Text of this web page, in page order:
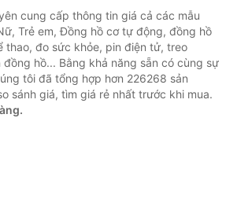
cung cấp thông tin giá cả các mẫu
Trẻ em, Đồng hồ cơ tự động, đồng hồ
thao, đo sức khỏe, pin điện tử, treo
hồ... Bằng khả năng sẵn có cùng sự
tôi đã tổng hợp hơn 226268 sản
sánh giá, tìm giá rẻ nhất trước khi mua.